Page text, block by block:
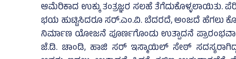
ಆಮೆರಿಕಾದ ಉಕ್ಕು ತಂತ್ರಜ್ಞರ ಸಲಹೆ
ಭಯ ಹುಟ್ಟಿಸಿದರೂ ಸರ್.ಎಂ.ವಿ. ಬೆದರದೆ, ಅಂಜದೆ ಹೆಗಲು
ನಿರ್ಮಾಣ ಯೋಜನೆ ಪೂರ್ಣಗೊಂಡು ಉತ್ಪಾದನೆ
ಜೆ.ಡಿ. ಚಾಂಡಿ, ಹಾಜಿ ಸರ್ ಇಸ್ಮಾಯಿಲ್ ಸೇಠ್